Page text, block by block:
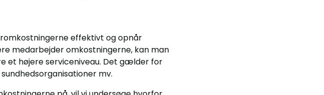
effektivt og opnår
medarbejder omkostningerne, kan man
højere serviceniveau. Det gælder for
mv.